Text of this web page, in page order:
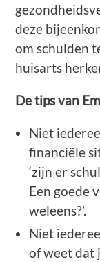
deze
om schulden
huisarts
De tips van
Niet
financiële
‘zijn er
Een goede
weleens?’.
Niet
of weet dat